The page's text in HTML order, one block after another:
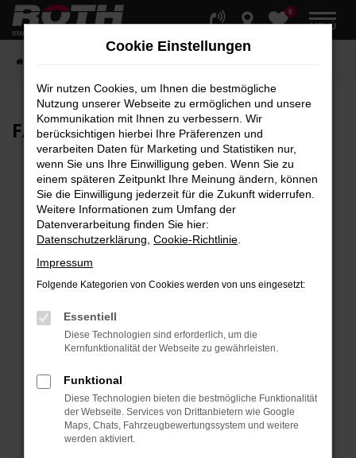
Zum
Hauptinhalt
0
MENÜ
FAHRZEUG-SHOWROOM
Fehler: Network Error
Beim Laden ist ein Fehler aufgetreten.
Hier sind ein paar Tipps, die dir helfen können:
Überprüfe deine Firewall und deine
Laden andere Webseiten, zum Beispiel deine
Suchmaschine?
Prüfe deine Browsererweiterungen.
Manche Erweiterungen, wie Werbeblocker,
können das Laden bestimmter Seiten
verhindern. Funktioniert die Seite in einem
anderen Browser oder in einem privaten
Fenster?
Cookie Einstellungen
Wir nutzen Cookies, um Ihnen die bestmögliche
Nutzung unserer Webseite zu ermöglichen und unsere
Kommunikation mit Ihnen zu verbessern. Wir
berücksichtigen hierbei Ihre Präferenzen und
verarbeiten Daten für Marketing und Statistiken nur,
wenn Sie uns Ihre Einwilligung geben. Wenn Sie zu
einem späteren Zeitpunkt Ihre Meinung ändern, können
Sie die Einwilligung jederzeit für die Zukunft widerrufen.
Weitere Informationen zum Umfang der
Datenverarbeitung finden Sie hier:
Datenschutzerklärung Cookie-Richtlinie
Impressum
Folgende Kategorien von Cookies werden von uns eingesetzt:
Essentiell
Diese Technologien sind erforderlich, um die
Kernfunktionalität der Webseite zu gewährleisten.
Funktional
Diese Technologien bieten die bestmögliche Funktionalität
der Webseite. Services von Drittanbietern wie Google
Maps, Chats, Fahrzeugbewertungssystem und weitere
werden aktiviert.